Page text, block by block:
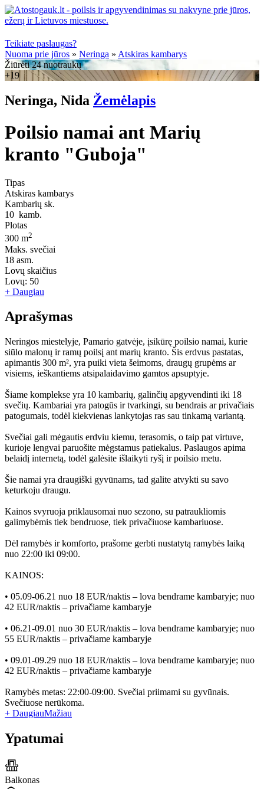
Teikiate paslaugas?
Nuoma prie jūros » Neringa » Atskiras kambarys
Žiūrėti 24 nuotraukų
+19
Neringa, Nida Žemėlapis
Poilsio namai ant Marių
kranto "Guboja"
Tipas
Atskiras kambarys
Kambarių sk.
10 kamb.
Plotas
300 m2
Maks. svečiai
18 asm.
Lovų skaičius
Lovų: 50
+ Daugiau
Aprašymas
Neringos miestelyje, Pamario gatvėje, įsikūrę poilsio namai, kurie
siūlo malonų ir ramų poilsį ant marių kranto. Šis erdvus pastatas,
apimantis 300 m², yra puiki vieta šeimoms, draugų grupėms ar
visiems, ieškantiems atsipalaidavimo gamtos apsuptyje.
Šiame komplekse yra 10 kambarių, galinčių apgyvendinti iki 18
svečių. Kambariai yra patogūs ir tvarkingi, su bendrais ar privačiais
patogumais, todėl kiekvienas lankytojas ras sau tinkamą variantą.
Svečiai gali mėgautis erdviu kiemu, terasomis, o taip pat virtuve,
kurioje lengvai paruošite mėgstamus patiekalus. Paslaugos apima
belaidį internetą, todėl galėsite išlaikyti ryšį ir poilsio metu.
Šie namai yra draugiški gyvūnams, tad galite atvykti su savo
keturkoju draugu.
Kainos svyruoja priklausomai nuo sezono, su patraukliomis
galimybėmis tiek bendruose, tiek privačiuose kambariuose.
Dėl ramybės ir komforto, prašome gerbti nustatytą ramybės laiką
nuo 22:00 iki 09:00.
KAINOS:
• 05.09-06.21 nuo 18 EUR/naktis – lova bendrame kambaryje; nuo
42 EUR/naktis – privačiame kambaryje
• 06.21-09.01 nuo 30 EUR/naktis – lova bendrame kambaryje; nuo
55 EUR/naktis – privačiame kambaryje
• 09.01-09.29 nuo 18 EUR/naktis – lova bendrame kambaryje; nuo
42 EUR/naktis – privačiame kambaryje
Ramybės metas: 22:00-09:00. Svečiai priimami su gyvūnais.
Svečiuose nerūkoma.
+ DaugiauMažiau
Ypatumai
Balkonas